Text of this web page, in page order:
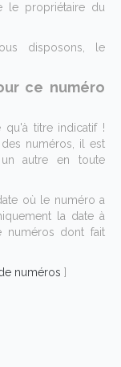
le propriétaire du
disposons, le
ce numéro
qu'à titre indicatif !
numéros, il est
autre en toute
où le numéro a
la date à
numéros dont fait
numéros ]